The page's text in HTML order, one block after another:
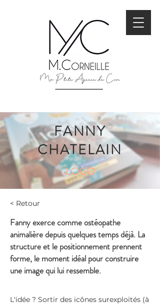
FANNY
CHATELAIN
LOGO
< Retour
Fanny exerce comme ostéopathe
animalière depuis quelques temps déjà. La
structure et le positionnement prennent
forme, le moment idéal pour construire
une image qui lui ressemble.
L'idée ? Sortir des icônes surexploités (à